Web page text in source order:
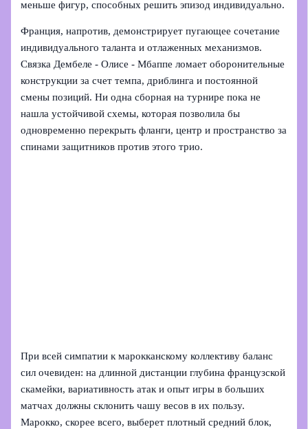
меньше фигур, способных решить эпизод индивидуально.
Франция, напротив, демонстрирует пугающее сочетание
индивидуального таланта и отлаженных механизмов.
Связка Дембеле - Олисе - Мбаппе ломает оборонительные
конструкции за счет темпа, дриблинга и постоянной
смены позиций. Ни одна сборная на турнире пока не
нашла устойчивой схемы, которая позволила бы
одновременно перекрыть фланги, центр и пространство за
спинами защитников против этого трио.
При всей симпатии к марокканскому коллективу баланс
сил очевиден: на длинной дистанции глубина французской
скамейки, вариативность атак и опыт игры в больших
матчах должны склонить чашу весов в их пользу.
Марокко, скорее всего, выберет плотный средний блок,